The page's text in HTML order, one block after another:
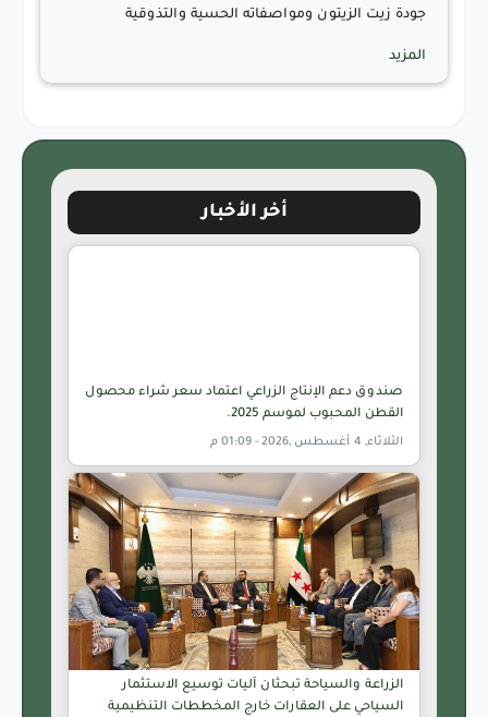
جودة زيت الزيتون ومواصفاته الحسية والتذوقية
المزيد
أخر الأخبار
صندوق دعم الإنتاج الزراعي اعتماد سعر شراء محصول
القطن المحبوب لموسم 2025.
الثلاثاء, 4 أغسطس ,2026 - 01:09 م
الزراعة والسياحة تبحثان آليات توسيع الاستثمار
السياحي على العقارات خارج المخططات التنظيمية